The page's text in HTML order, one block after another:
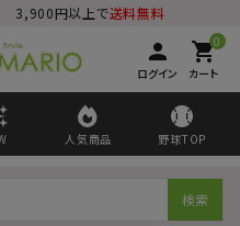
3,900円以上で送料無料
person
ログイン
0
shopping_cart
カート
人気商品 野球TOP
検索